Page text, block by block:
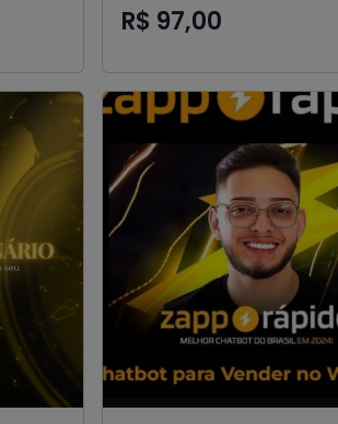
R$ 97,00